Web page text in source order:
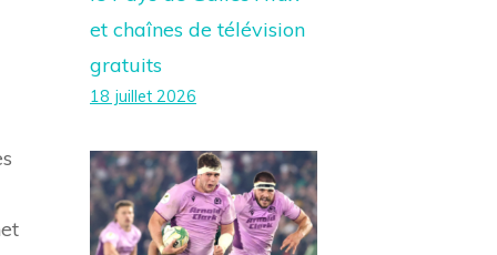
et chaînes de télévision
gratuits
18 juillet 2026